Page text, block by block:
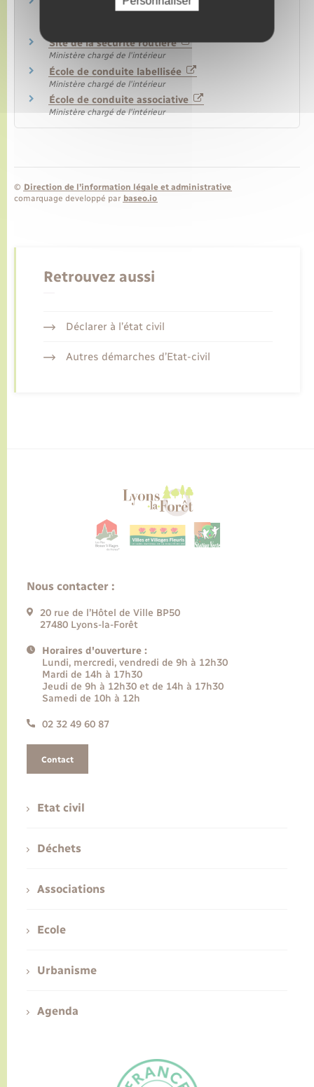
Site de la sécurité routière
Ministère chargé de l'intérieur
École de conduite labellisée
Ministère chargé de l'intérieur
École de conduite associative
Ministère chargé de l'intérieur
© Direction de l’information légale et administrative
comarquage developpé par baseo.io
Retrouvez aussi
Déclarer à l’état civil
Autres démarches d’Etat-civil
Nous contacter :
20 rue de l’Hôtel de Ville BP50
27480 Lyons-la-Forêt
Horaires d'ouverture :
Lundi, mercredi, vendredi de 9h à 12h30
Mardi de 14h à 17h30
Jeudi de 9h à 12h30 et de 14h à 17h30
Samedi de 10h à 12h
02 32 49 60 87
Contact
Etat civil
Déchets
Associations
Ecole
Urbanisme
Agenda